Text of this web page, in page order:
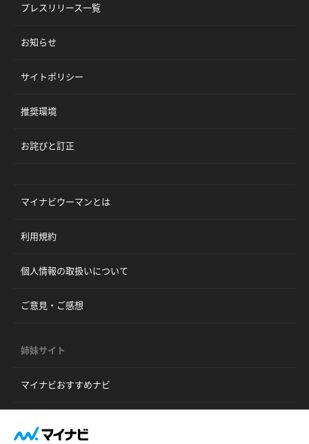
プレスリリース一覧
お知らせ
サイトポリシー
推奨環境
お詫びと訂正
マイナビウーマンとは
利用規約
個人情報の取扱いについて
ご意見・ご感想
姉妹サイト
マイナビおすすめナビ